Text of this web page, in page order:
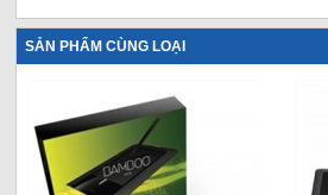
SẢN PHẨM CÙNG LOẠI